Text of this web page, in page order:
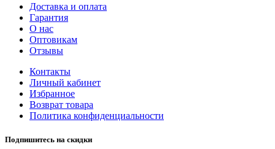
Доставка и оплата
Гарантия
О нас
Оптовикам
Отзывы
Контакты
Личный кабинет
Избранное
Возврат товара
Политика конфиденциальности
Подпишитесь на скидки